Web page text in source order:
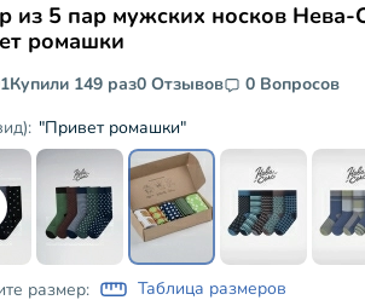
из 5 пар мужских носков Нева-
ромашки
Купили 149 раз0 Отзывов
0 Вопросов
"Привет ромашки"
размер: Таблица размеров